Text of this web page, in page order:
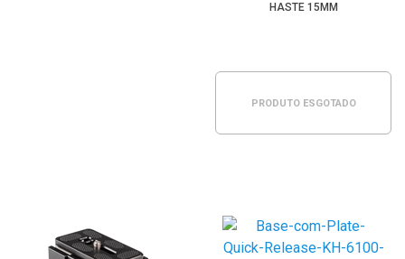
HASTE 15MM
PRODUTO ESGOTADO